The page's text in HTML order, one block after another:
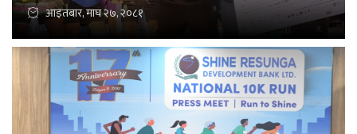
आइतबार, माघ २७, २०८१